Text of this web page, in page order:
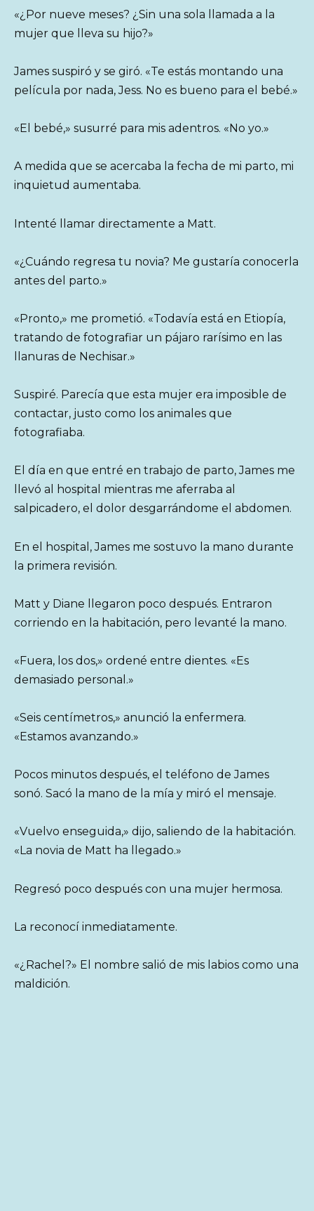
«¿Por nueve meses? ¿Sin una sola llamada a la
mujer que lleva su hijo?»
James suspiró y se giró. «Te estás montando una
película por nada, Jess. No es bueno para el bebé.»
«El bebé,» susurré para mis adentros. «No yo.»
A medida que se acercaba la fecha de mi parto, mi
inquietud aumentaba.
Intenté llamar directamente a Matt.
«¿Cuándo regresa tu novia? Me gustaría conocerla
antes del parto.»
«Pronto,» me prometió. «Todavía está en Etiopía,
tratando de fotografiar un pájaro rarísimo en las
llanuras de Nechisar.»
Suspiré. Parecía que esta mujer era imposible de
contactar, justo como los animales que
fotografiaba.
El día en que entré en trabajo de parto, James me
llevó al hospital mientras me aferraba al
salpicadero, el dolor desgarrándome el abdomen.
En el hospital, James me sostuvo la mano durante
la primera revisión.
Matt y Diane llegaron poco después. Entraron
corriendo en la habitación, pero levanté la mano.
«Fuera, los dos,» ordené entre dientes. «Es
demasiado personal.»
«Seis centímetros,» anunció la enfermera.
«Estamos avanzando.»
Pocos minutos después, el teléfono de James
sonó. Sacó la mano de la mía y miró el mensaje.
«Vuelvo enseguida,» dijo, saliendo de la habitación.
«La novia de Matt ha llegado.»
Regresó poco después con una mujer hermosa.
La reconocí inmediatamente.
«¿Rachel?» El nombre salió de mis labios como una
maldición.